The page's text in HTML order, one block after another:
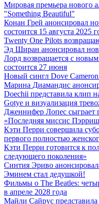
Мировая премьера
"Something Beautiful"
Конан Грей анонсировал
состоится 15 августа 2025
Twenty One Pilots
Эд Ширан анонсировал
Лорд возвращается с
состоится 27 июня
Новый сингл Dove
Марина Диамандис
Doechii представила клип
Gotye и визуализация
Дженнифер Лопес сыграет
«Последняя миссис
Кэти Перри совершила
первого полностью
Кэти Перри готовится к
следующего поколения»
Синтия Эриво
Эминем стал дедушкой!
Фильмы о The Beatles:
в апреле 2028 года
Майли Сайрус